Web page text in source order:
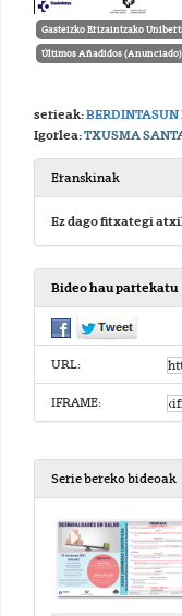
Gasteizko Erizaintzako
Últimos Añadidos (Anunciado)
serieak:BERDINTASUN
Igorlea:TXUSMA
Eranskinak
Ez dago fitxategi
Bideo hau partekatu
URL:
IFRAME:
Serie bereko bideoak